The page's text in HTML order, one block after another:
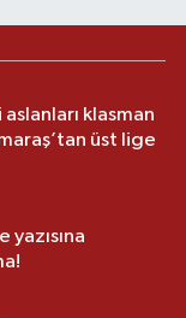
aslanları klasman
üst lige
yazısına